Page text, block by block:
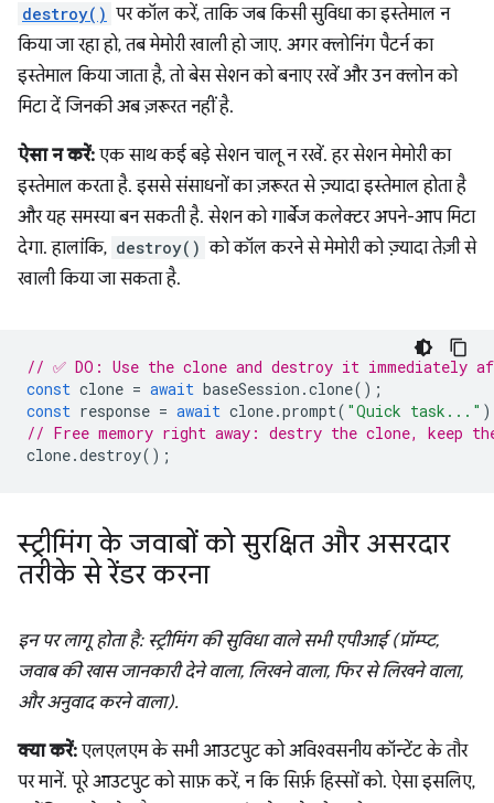
destroy() पर कॉल करें, ताकि जब किसी सुविधा का इस्तेमाल न
किया जा रहा हो, तब मेमोरी खाली हो जाए. अगर क्लोनिंग पैटर्न का
इस्तेमाल किया जाता है, तो बेस सेशन को बनाए रखें और उन क्लोन को
मिटा दें जिनकी अब ज़रूरत नहीं है.
ऐसा न करें: एक साथ कई बड़े सेशन चालू न रखें. हर सेशन मेमोरी का
इस्तेमाल करता है. इससे संसाधनों का ज़रूरत से ज़्यादा इस्तेमाल होता है
और यह समस्या बन सकती है. सेशन को गार्बेज कलेक्टर अपने-आप मिटा
देगा. हालांकि, destroy() को कॉल करने से मेमोरी को ज़्यादा तेज़ी से
खाली किया जा सकता है.
// ✅ DO: Use the clone and destroy it immediately
const clone = await baseSession .clone();
const response = await clone.prompt( "Quick task..."
// Free memory right away: destry the clone, keep the
clone.destroy();
स्ट्रीमिंग के जवाबों को सुरक्षित और असरदार
तरीके से रेंडर करना
इन पर लागू होता है: स्ट्रीमिंग की सुविधा वाले सभी एपीआई (प्रॉम्प्ट,
जवाब की खास जानकारी देने वाला, लिखने वाला, फिर से लिखने वाला,
और अनुवाद करने वाला).
क्या करें: एलएलएम के सभी आउटपुट को अविश्वसनीय कॉन्टेंट के तौर
पर मानें. पूरे आउटपुट को साफ़ करें, न कि सिर्फ़ हिस्सों को. ऐसा इसलिए,